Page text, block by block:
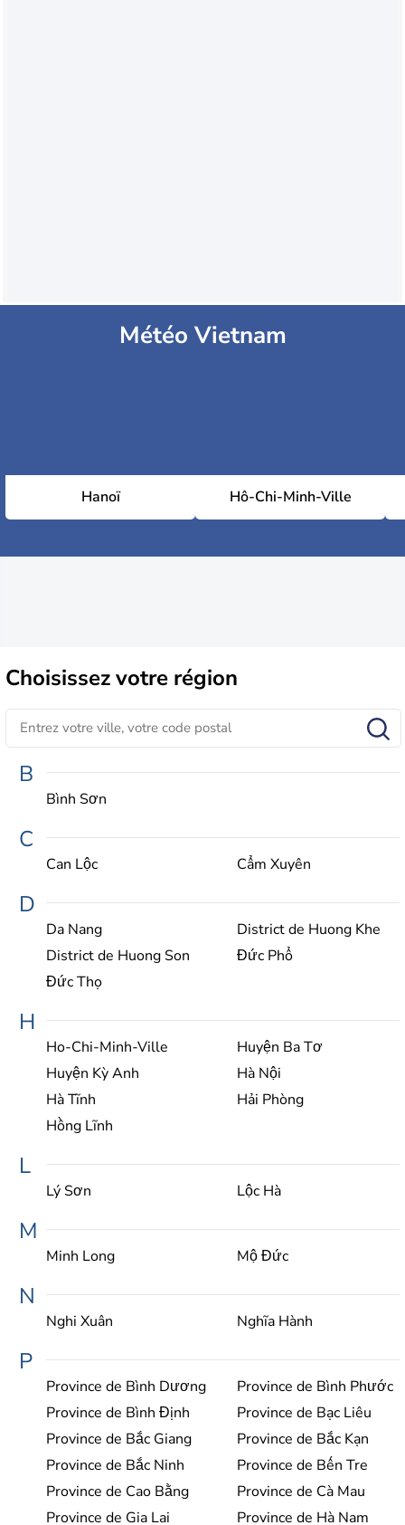
Météo Vietnam
Hanoï Hô-Chi-Minh-Ville
Choisissezvotre région
B
Bình Sơn
C
Can Lộc Cẩm Xuyên
D
Da Nang
District de Huong Khe
District de Huong Son
Đức Phổ
Đức Thọ
H
Ho-Chi-Minh-Ville
Huyện Ba Tơ
Huyện Kỳ Anh
Hà Nội
Hà Tĩnh
Hải Phòng
Hồng Lĩnh
L
Lý Sơn Lộc Hà
M
Minh Long Mộ Đức
N
Nghi Xuân Nghĩa Hành
P
Province de Bình Dương
Province de Bình Phước
Province de Bình Định
Province de Bạc Liêu
Province de Bắc Giang
Province de Bắc Kạn
Province de Bắc Ninh
Province de Bến Tre
Province de Cao Bằng
Province de Cà Mau
Province de Gia Lai
Province de Hà Nam